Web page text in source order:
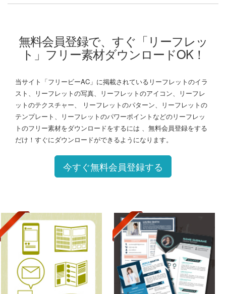
無料会員登録で、すぐ「リーフレッ
ト」フリー素材ダウンロードOK！
当サイト「フリービーAC」に掲載されているリーフレットのイラ
スト、リーフレットの写真、リーフレットのアイコン、リーフレ
ットのテクスチャー、 リーフレットのパターン、リーフレットの
テンプレート、リーフレットのパワーポイントなどのリーフレッ
トのフリー素材をダウンロードをするには 、無料会員登録をする
だけ！すぐにダウンロードができるようになります。
今すぐ無料会員登録する